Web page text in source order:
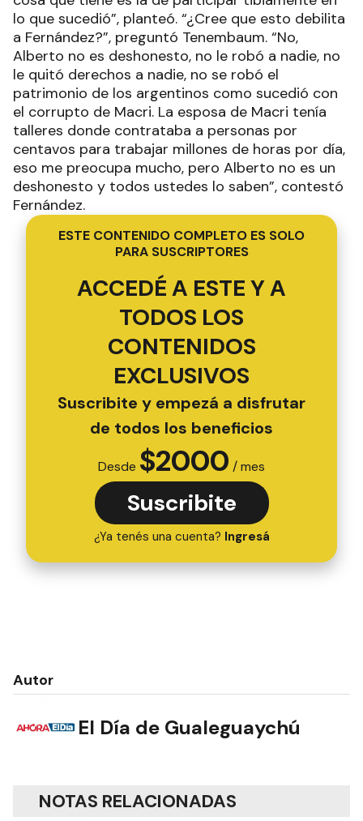
lo que sucedió”, planteó. “¿Cree que esto debilita
a Fernández?”, preguntó Tenembaum. “No,
Alberto no es deshonesto, no le robó a nadie, no
le quitó derechos a nadie, no se robó el
patrimonio de los argentinos como sucedió con
el corrupto de Macri. La esposa de Macri tenía
talleres donde contrataba a personas por
centavos para trabajar millones de horas por día,
eso me preocupa mucho, pero Alberto no es un
deshonesto y todos ustedes lo saben”, contestó
Fernández.
ESTE CONTENIDO COMPLETO ES SOLO
PARA SUSCRIPTORES
ACCEDÉ A ESTE Y A
TODOS LOS
CONTENIDOS
EXCLUSIVOS
Suscribite y empezá a disfrutar
de todos los beneficios
Desde $2000 / mes
Suscribite
¿Ya tenés una cuenta? Ingresá
Autor
El Día de Gualeguaychú
NOTAS RELACIONADAS